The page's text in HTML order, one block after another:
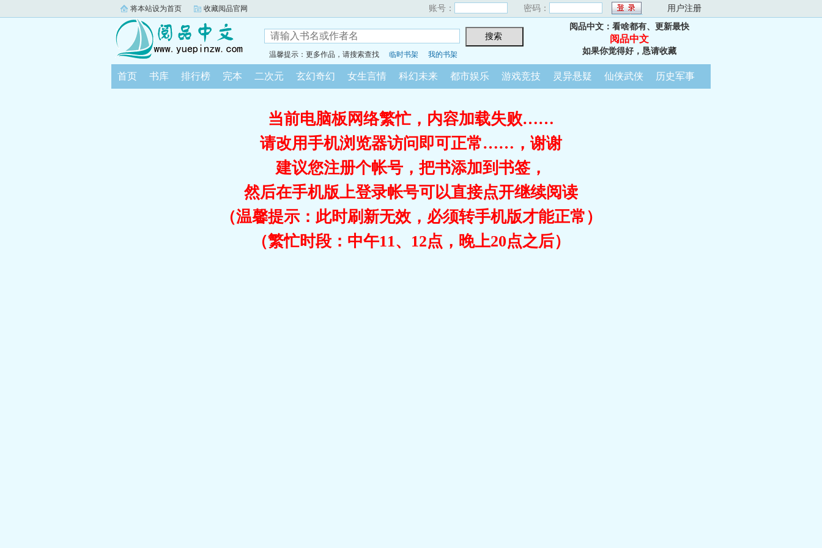
将本站设为首页 收藏阅品官网 账号： 密码： 用户注册
温馨提示：更多作品，请搜索查找 临时书架 我的书架
阅品中文：看啥都有、更新最快
阅品中文
如果你觉得好，恳请收藏
首页 书库 排行榜 完本 二次元 玄幻奇幻 女生言情 科幻未来 都市娱乐 游戏竞技 灵异悬疑 仙侠武侠 历史军事
当前电脑板网络繁忙，内容加载失败……
请改用手机浏览器访问即可正常……，谢谢
建议您注册个帐号，把书添加到书签，
然后在手机版上登录帐号可以直接点开继续阅读
（温馨提示：此时刷新无效，必须转手机版才能正常）
（繁忙时段：中午11、12点，晚上20点之后）